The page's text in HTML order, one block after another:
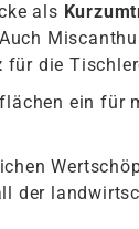
als
für die
ein für
der